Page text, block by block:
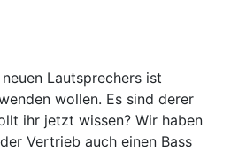
Lautsprechers ist
wollen. Es sind derer
ihr jetzt wissen? Wir haben
Vertrieb auch einen Bass